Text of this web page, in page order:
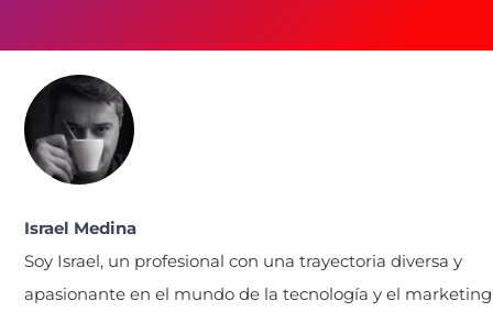
Israel Medina
Soy Israel, un profesional con una trayectoria diversa y
apasionante en el mundo de la tecnología y el marketing